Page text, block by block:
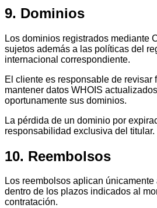
9. Dominios
Los dominios registrados mediante
sujetos además a las políticas del
internacional correspondiente.
El cliente es responsable de revisar
mantener datos WHOIS
oportunamente sus dominios.
La pérdida de un dominio por
responsabilidad exclusiva del titular.
10. Reembolsos
Los reembolsos aplican
dentro de los plazos indicados al
contratación.